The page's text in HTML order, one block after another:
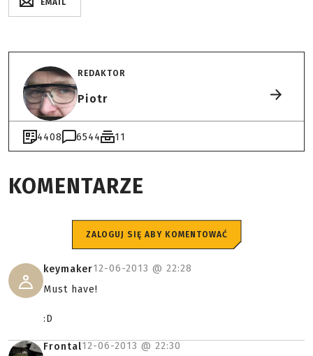
EMAIL
REDAKTOR
Piotr
4408 6544 11
KOMENTARZE
ZALOGUJ SIĘ ABY KOMENTOWAĆ
keymaker12-06-2013 @ 22:28
Must have!
:D
Frontal12-06-2013 @ 22:30